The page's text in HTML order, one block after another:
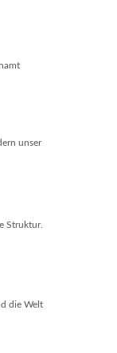
unser
Struktur.
die Welt